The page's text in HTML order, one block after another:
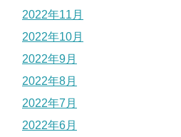
2022年11月
2022年10月
2022年9月
2022年8月
2022年7月
2022年6月